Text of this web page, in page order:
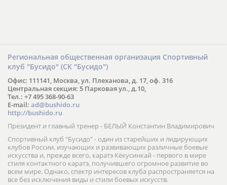
Региональная общественная организация Спортивный
клуб "Бусидо" (СК "Бусидо")
Офис: 111141, Москва, ул. Плеханова, д. 17, оф. 316
Центральная секция: 5 Парковая ул., д.10,
Тел.: +7 495 368-90-63
E-mail: ad@bushido.ru
http://bushido.ru
Президент и главный тренер - БЕЛЫЙ Константин Владимирович
Спортивный клуб "Бусидо" - один из старейших и лидирующих
клубов России, изучающих и развивающих различные боевые
искусства и, прежде всего, каратэ Кёкусинкай - первого в мире
стиля контактного каратэ, получившего огромное развитие во
всем мире. Однако, спектр интересов клуба распространяется на
все без исключения виды и стили боевых искусств.